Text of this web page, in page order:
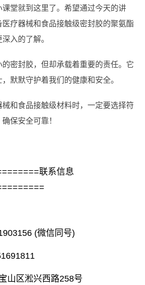
堂就到这里了。希望通过今天的讲
疗器械和食品接触级密封胶的聚氨酯
入的了解。
密封胶，但却承载着重要的责任。它
默默守护着我们的健康和安全。
和食品接触级材料时，一定要选择符
保安全可靠！
联系信息
(微信同号)
山区淞兴西路258号